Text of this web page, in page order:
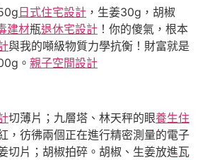
日式住宅設計 ，生姜30g，胡椒
建材瓶退休宅設計 ！你的傻氣，根本
與我的噸級物質力學抗衡！財富就是
。 親子空間設計
切薄片；九層塔、林天秤的眼養生住
，彷彿兩個正在進行精密測量的電子
切片；胡椒拍碎。胡椒、生姜放進瓦